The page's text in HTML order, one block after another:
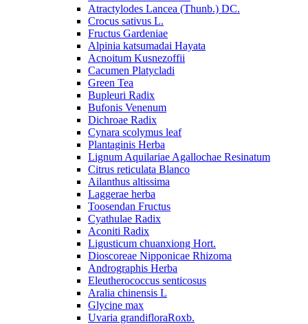
Atractylodes Lancea (Thunb.) DC.
Crocus sativus L.
Fructus Gardeniae
Alpinia katsumadai Hayata
Acnoitum Kusnezoffii
Cacumen Platycladi
Green Tea
Bupleuri Radix
Bufonis Venenum
Dichroae Radix
Cynara scolymus leaf
Plantaginis Herba
Lignum Aquilariae Agallochae Resinatum
Citrus reticulata Blanco
Ailanthus altissima
Laggerae herba
Toosendan Fructus
Cyathulae Radix
Aconiti Radix
Ligusticum chuanxiong Hort.
Dioscoreae Nipponicae Rhizoma
Andrographis Herba
Eleutherococcus senticosus
Aralia chinensis L
Glycine max
Uvaria grandifloraRoxb.